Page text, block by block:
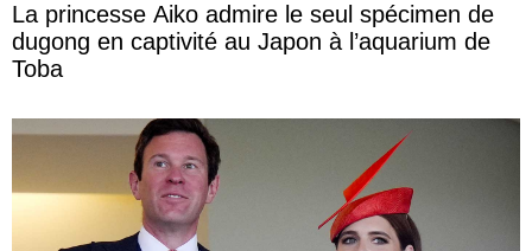
La princesse Aiko admire le seul spécimen de
dugong en captivité au Japon à l’aquarium de
Toba